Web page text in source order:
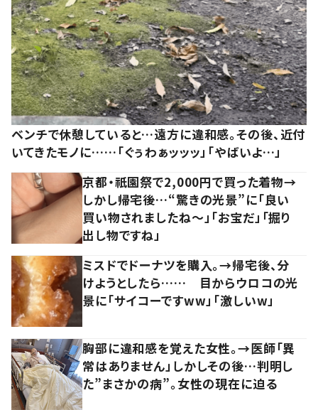
ベンチで休憩していると…遠方に違和感。その後、近付
いてきたモノに……「ぐぅわぁッッッ」「やばいよ…」
京都・祇園祭で2,000円で買った着物→
しかし帰宅後…“驚きの光景”に「良い
買い物されましたね～」「お宝だ」「掘り
出し物ですね」
ミスドでドーナツを購入。→帰宅後、分
けようとしたら…… 目からウロコの光
景に「サイコーですww」「激しいw」
胸部に違和感を覚えた女性。→医師「異
常はありません」しかしその後…判明し
た”まさかの病”。女性の現在に迫る